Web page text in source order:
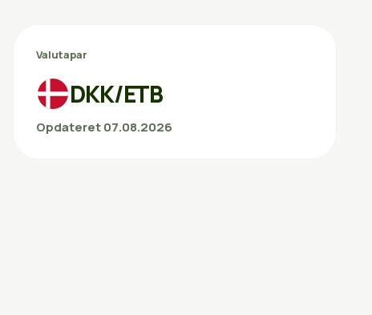
Valutapar
DKK/ETB
Opdateret 07.08.2026